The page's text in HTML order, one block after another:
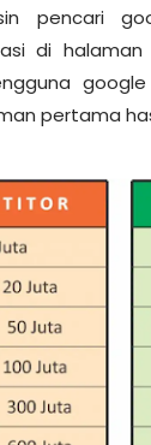
pencari
di halaman
pertama